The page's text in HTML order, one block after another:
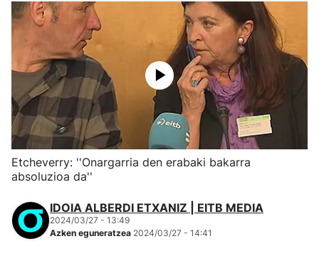
Etcheverry: ''Onargarria den erabaki bakarra
absoluzioa da''
IDOIA ALBERDI ETXANIZ | EITB MEDIA
2024/03/27 - 13:49
Azken eguneratzea 2024/03/27 - 14:41